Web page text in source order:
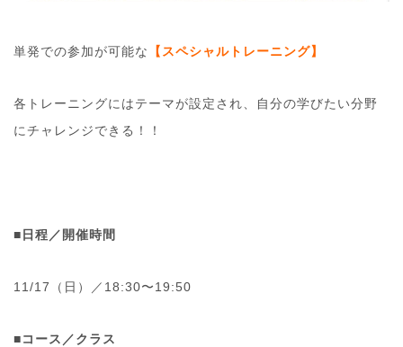
単発での参加が可能な 【スペシャルトレーニング】
各トレーニングにはテーマが設定され、自分の学びたい分野
にチャレンジできる！！
■日程／開催時間
11/17（日）／18:30〜19:50
■コース／クラス